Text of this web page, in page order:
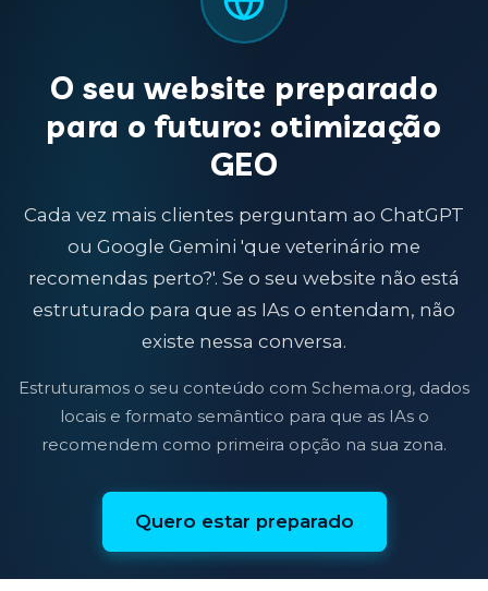
O seu website preparado
para o futuro: otimização
GEO
Cada vez mais clientes perguntam ao ChatGPT
ou Google Gemini 'que veterinário me
recomendas perto?'. Se o seu website não está
estruturado para que as IAs o entendam, não
existe nessa conversa.
Estruturamos o seu conteúdo com Schema.org, dados
locais e formato semântico para que as IAs o
recomendem como primeira opção na sua zona.
Quero estar preparado